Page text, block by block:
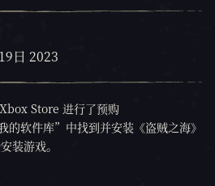
日 2023
Store 进行了预购
软件库”中找到并安装《盗贼之海》
装游戏。